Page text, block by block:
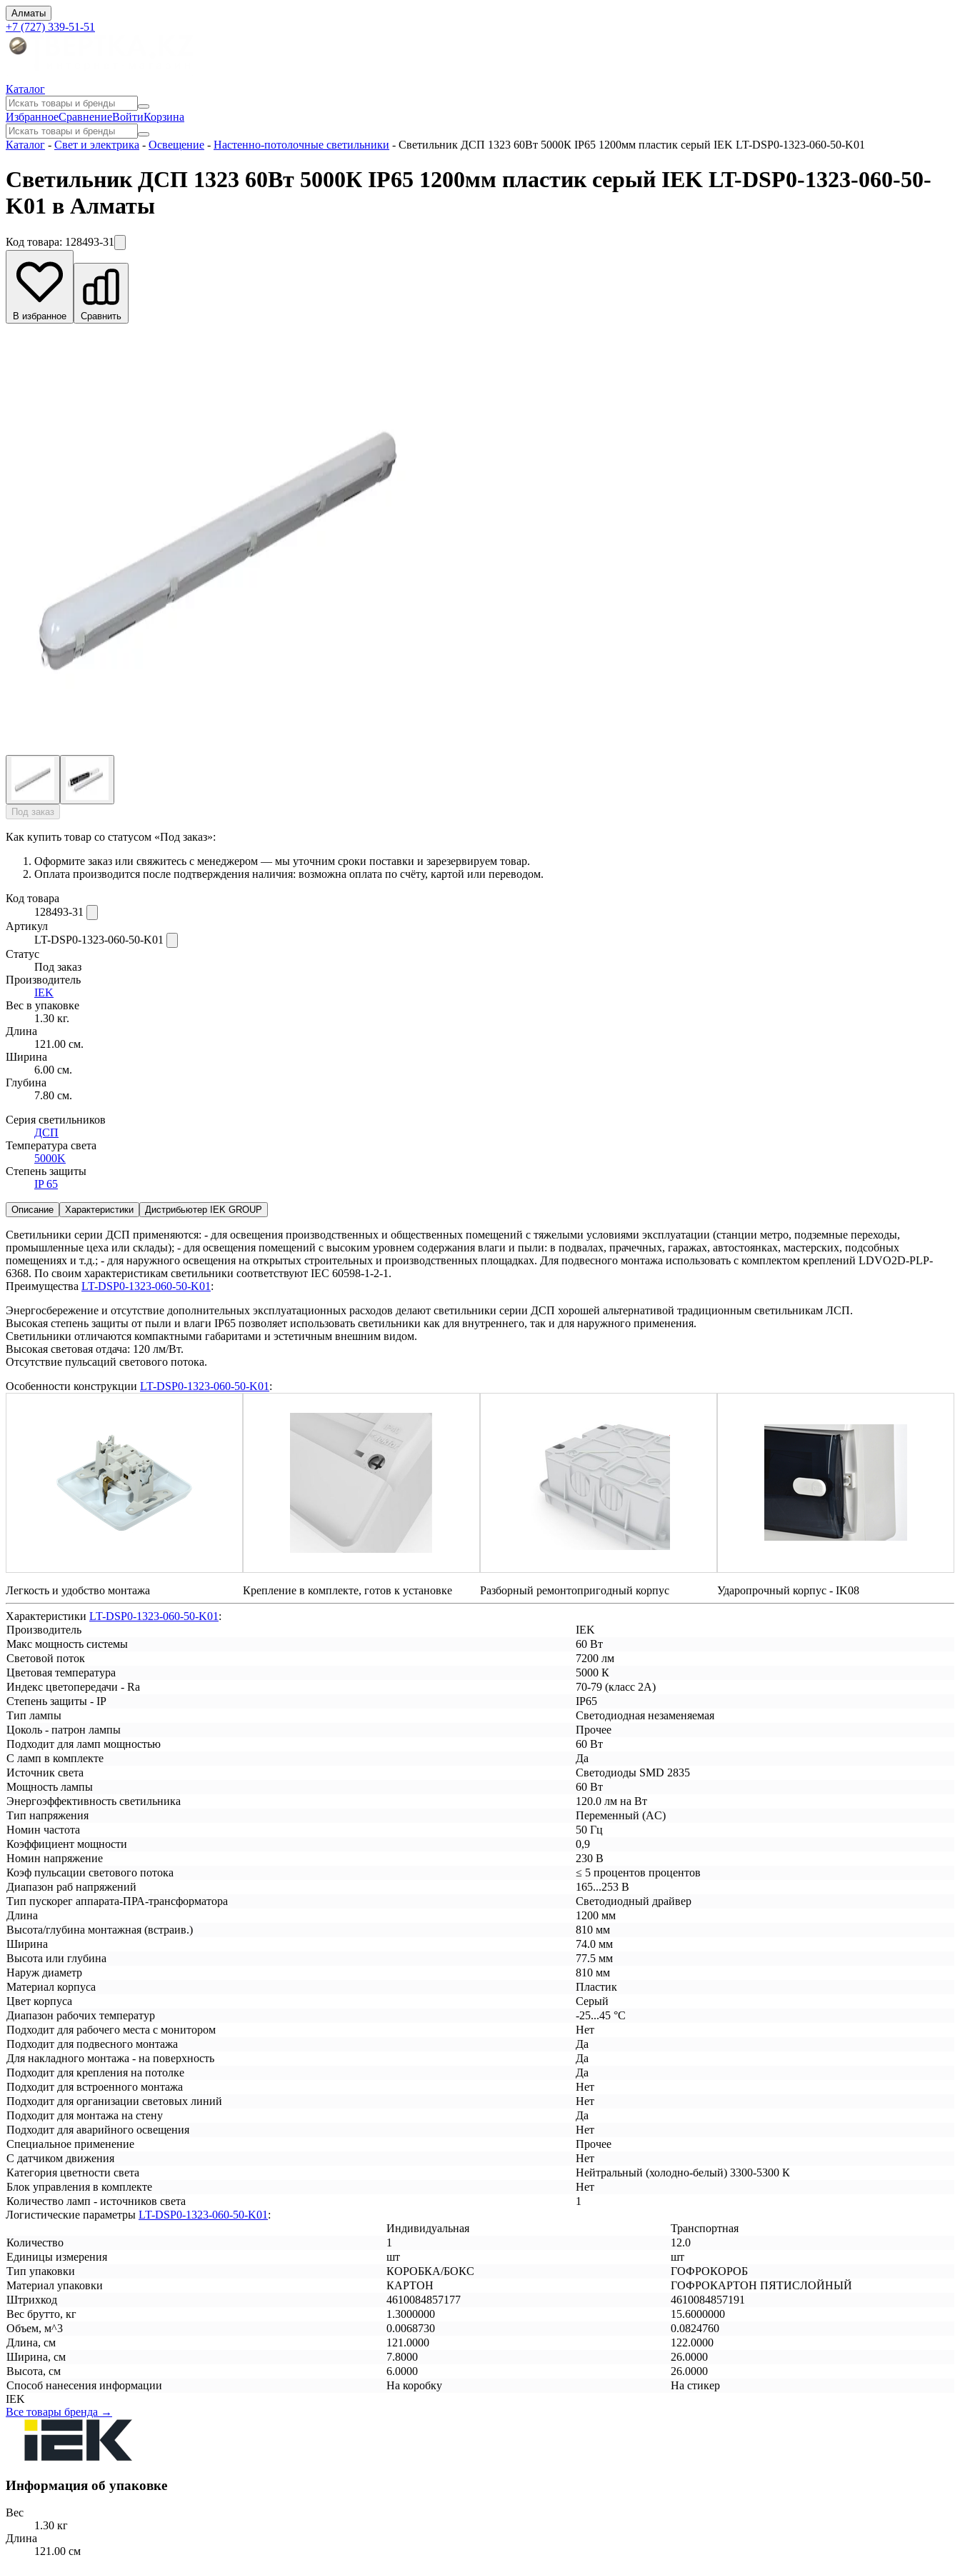
Алматы
+7 (727) 339-51-51
Каталог
ИзбранноеСравнениеВойтиКорзина
Каталог - Свет и электрика - Освещение - Настенно-потолочные светильники - Светильник ДСП 1323 60Вт 5000К IP65 1200мм пластик серый IEK LT-DSP0-1323-060-50-K01
Светильник ДСП 1323 60Вт 5000К IP65 1200мм пластик серый IEK LT-DSP0-1323-060-50-
K01 в Алматы
Код товара: 128493-31
В избранное Сравнить
Под заказ
Как купить товар со статусом «Под заказ»:
Оформите заказ или свяжитесь с менеджером — мы уточним сроки поставки и зарезервируем товар.
Оплата производится после подтверждения наличия: возможна оплата по счёту, картой или переводом.
Код товара
128493-31
Артикул
LT-DSP0-1323-060-50-K01
Статус
Под заказ
Производитель
IEK
Вес в упаковке
1.30 кг.
Длина
121.00 см.
Ширина
6.00 см.
Глубина
7.80 см.
Серия светильников
ДСП
Температура света
5000K
Степень защиты
IP 65
Описание Характеристики Дистрибьютер IEK GROUP
Светильники серии ДСП применяются: - для освещения производственных и общественных помещений с тяжелыми условиями эксплуатации (станции метро, подземные переходы,
промышленные цеха или склады); - для освещения помещений с высоким уровнем содержания влаги и пыли: в подвалах, прачечных, гаражах, автостоянках, мастерских, подсобных
помещениях и т.д.; - для наружного освещения на открытых строительных и производственных площадках. Для подвесного монтажа использовать с комплектом креплений LDVO2D-PLP-
6368. По своим характеристикам светильники соответствуют IEC 60598-1-2-1.
Преимущества LT-DSP0-1323-060-50-K01 :
Энергосбережение и отсутствие дополнительных эксплуатационных расходов делают светильники серии ДСП хорошей альтернативой традиционным светильникам ЛСП.
Высокая степень защиты от пыли и влаги IP65 позволяет использовать светильники как для внутреннего, так и для наружного применения.
Светильники отличаются компактными габаритами и эстетичным внешним видом.
Высокая световая отдача: 120 лм/Вт.
Отсутствие пульсаций светового потока.
Особенности конструкции LT-DSP0-1323-060-50-K01 :
Легкость и удобство монтажа Крепление в комплекте, готов к установке Разборный ремонтопригодный корпус Ударопрочный корпус - IK08
Характеристики LT-DSP0-1323-060-50-K01 :
Производитель
IEK
Макс мощность системы
60 Вт
Световой поток
7200 лм
Цветовая температура
5000 К
Индекс цветопередачи - Ra
70-79 (класс 2A)
Степень защиты - IP
IP65
Тип лампы
Светодиодная незаменяемая
Цоколь - патрон лампы
Прочее
Подходит для ламп мощностью
60 Вт
С ламп в комплекте
Да
Источник света
Светодиоды SMD 2835
Мощность лампы
60 Вт
Энергоэффективность светильника
120.0 лм на Вт
Тип напряжения
Переменный (AC)
Номин частота
50 Гц
Коэффициент мощности
0,9
Номин напряжение
230 В
Коэф пульсации светового потока
≤ 5 процентов процентов
Диапазон раб напряжений
165...253 В
Тип пускорег аппарата-ПРА-трансформатора
Светодиодный драйвер
Длина
1200 мм
Высота/глубина монтажная (встраив.)
810 мм
Ширина
74.0 мм
Высота или глубина
77.5 мм
Наруж диаметр
810 мм
Материал корпуса
Пластик
Цвет корпуса
Серый
Диапазон рабочих температур
-25...45 °C
Подходит для рабочего места с монитором
Нет
Подходит для подвесного монтажа
Да
Для накладного монтажа - на поверхность
Да
Подходит для крепления на потолке
Да
Подходит для встроенного монтажа
Нет
Подходит для организации световых линий
Нет
Подходит для монтажа на стену
Да
Подходит для аварийного освещения
Нет
Специальное применение
Прочее
С датчиком движения
Нет
Категория цветности света
Нейтральный (холодно-белый) 3300-5300 К
Блок управления в комплекте
Нет
Количество ламп - источников света
1
Логистические параметры LT-DSP0-1323-060-50-K01 :
Индивидуальная
Транспортная
Количество
1
12.0
Единицы измерения
шт
шт
Тип упаковки
КОРОБКА/БОКС
ГОФРОКОРОБ
Материал упаковки
КАРТОН
ГОФРОКАРТОН ПЯТИСЛОЙНЫЙ
Штрихкод
4610084857177
4610084857191
Вес брутто, кг
1.3000000
15.6000000
Объем, м^3
0.0068730
0.0824760
Длина, см
121.0000
122.0000
Ширина, см
7.8000
26.0000
Высота, см
6.0000
26.0000
Способ нанесения информации
На коробку
На стикер
IEK
Все товары бренда →
Информация об упаковке
Вес
1.30 кг
Длина
121.00 см